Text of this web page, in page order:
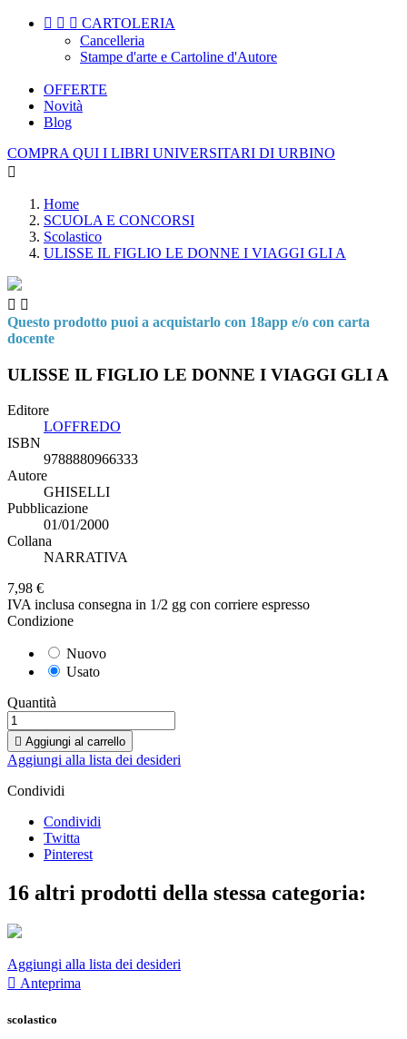
   CARTOLERIA
Cancelleria
Stampe d'arte e Cartoline d'Autore
OFFERTE
Novità
Blog
COMPRA QUI I LIBRI UNIVERSITARI DI URBINO

Home
SCUOLA E CONCORSI
Scolastico
ULISSE IL FIGLIO LE DONNE I VIAGGI GLI A
 
Questo prodotto puoi a acquistarlo con 18app e/o con carta
docente
ULISSE IL FIGLIO LE DONNE I VIAGGI GLI A
Editore
LOFFREDO
ISBN
9788880966333
Autore
GHISELLI
Pubblicazione
01/01/2000
Collana
NARRATIVA
7,98 €
IVA inclusa consegna in 1/2 gg con corriere espresso
Condizione
Nuovo
Usato
Quantità
 Aggiungi al carrello
Aggiungi alla lista dei desideri
Condividi
Condividi
Twitta
Pinterest
16 altri prodotti della stessa categoria:
Aggiungi alla lista dei desideri
 Anteprima
scolastico